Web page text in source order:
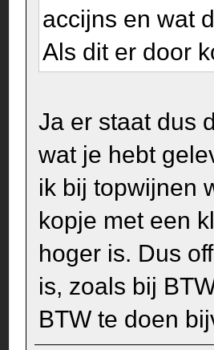
accijns en wat
Als dit er door
Ja er staat dus
wat je hebt
ik bij topwijnen
kopje met een
hoger is. Dus
is, zoals bij
BTW te doen